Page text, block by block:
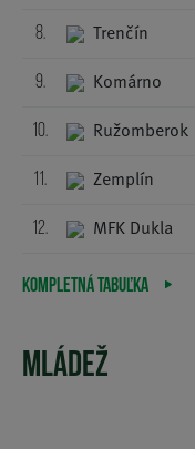
8. Trenčín
9. Komárno
10. Ružomberok
11. Zemplín
12. MFK Dukla
KOMPLETNÁ TABUĽKA
MLÁDEŽ